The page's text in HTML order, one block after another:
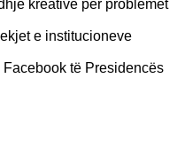
kreative për problemet
e institucioneve
Facebook të Presidencës